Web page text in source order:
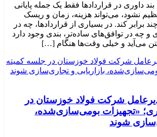
داوری در قراردادها فقط یک جمله پایانی
نشود، می‌تواند هزینه، زمان و ریسک
برابر کند. در بسیاری از قراردادها، چه در
و چه در توافق‌های ساده‌تر، بندی وجود دارد
می‌آید و خیلی وقت‌ها هنگام […]
شرکت فولاد خوزستان در
«تجهیزات بومی‌سازی‌شده،
شوند